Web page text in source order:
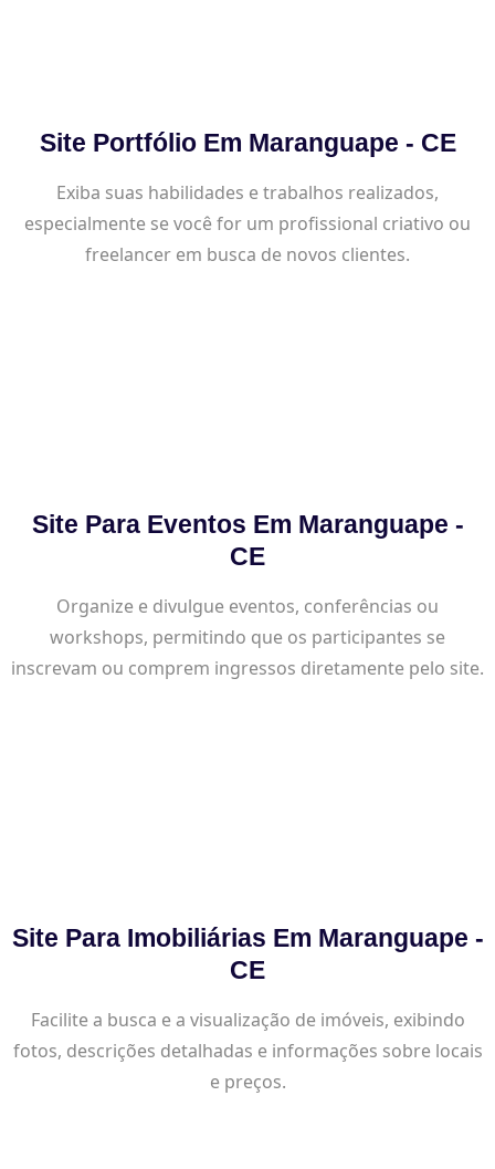
Site Portfólio Em Maranguape - CE
Exiba suas habilidades e trabalhos realizados,
especialmente se você for um profissional criativo ou
freelancer em busca de novos clientes.
Site Para Eventos Em Maranguape -
CE
Organize e divulgue eventos, conferências ou
workshops, permitindo que os participantes se
inscrevam ou comprem ingressos diretamente pelo site.
Site Para Imobiliárias Em Maranguape -
CE
Facilite a busca e a visualização de imóveis, exibindo
fotos, descrições detalhadas e informações sobre locais
e preços.